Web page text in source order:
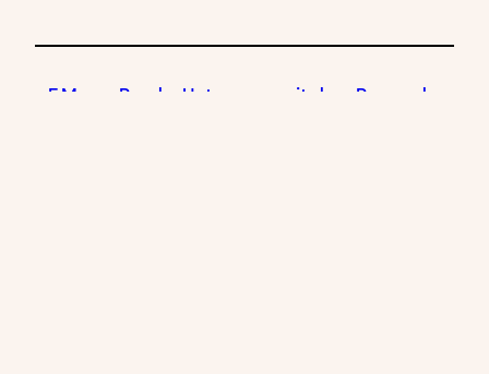
F Moser Road – Unterwegs mit dem Rennrad